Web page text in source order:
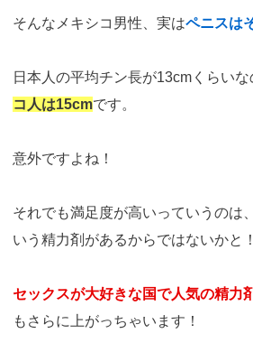
そんなメキシコ男性、実はペニスは
日本人の平均チン長が13cmくらいな
コ人は15cmです。
意外ですよね！
それでも満足度が高いっていうのは
いう精力剤があるからではないかと！
セックスが大好きな国で人気の精力
もさらに上がっちゃいます！